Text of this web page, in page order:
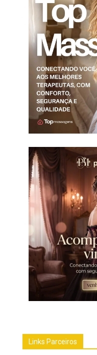
Links Parceiros